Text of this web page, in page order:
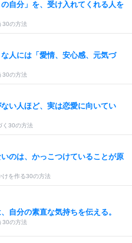
の自分」を、受け入れてくれる人を
30の方法
人には「愛情、安心感、元気づ
30の方法
い人ほど、実は恋愛に向いてい
く30の方法
のは、かっこつけていることが原
けを作る30の方法
自分の素直な気持ちを伝える。
30の方法